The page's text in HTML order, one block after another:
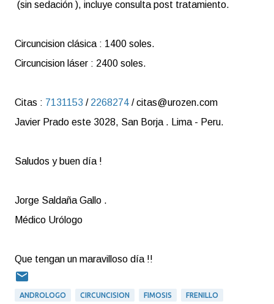
(sin sedación ), incluye consulta post tratamiento.
Circuncision clásica : 1400 soles.
Circuncision láser : 2400 soles.
Citas : 7131153 / 2268274 / citas@urozen.com
Javier Prado este 3028, San Borja . Lima - Peru.
Saludos y buen día !
Jorge Saldaña Gallo .
Médico Urólogo
Que tengan un maravilloso día !!
ANDROLOGO CIRCUNCISION FIMOSIS FRENILLO